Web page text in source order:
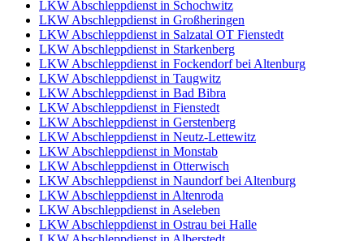
LKW Abschleppdienst in Schochwitz
LKW Abschleppdienst in Großheringen
LKW Abschleppdienst in Salzatal OT Fienstedt
LKW Abschleppdienst in Starkenberg
LKW Abschleppdienst in Fockendorf bei Altenburg
LKW Abschleppdienst in Taugwitz
LKW Abschleppdienst in Bad Bibra
LKW Abschleppdienst in Fienstedt
LKW Abschleppdienst in Gerstenberg
LKW Abschleppdienst in Neutz-Lettewitz
LKW Abschleppdienst in Monstab
LKW Abschleppdienst in Otterwisch
LKW Abschleppdienst in Naundorf bei Altenburg
LKW Abschleppdienst in Altenroda
LKW Abschleppdienst in Aseleben
LKW Abschleppdienst in Ostrau bei Halle